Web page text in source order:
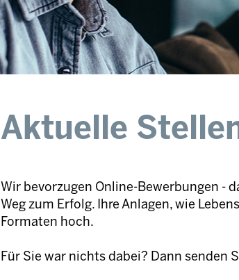
Aktuelle
Wir bevorzugen Online-Bewerbungen -
Weg zum Erfolg. Ihre Anlagen, wie
Formaten hoch.
Für Sie war nichts dabei? Dann senden